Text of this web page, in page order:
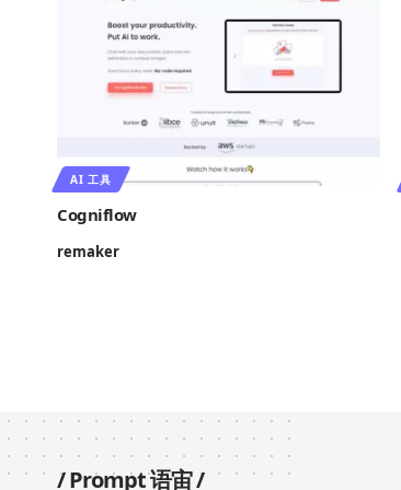
AI 工具
Cogniflow
remaker
/Prompt 语宙/